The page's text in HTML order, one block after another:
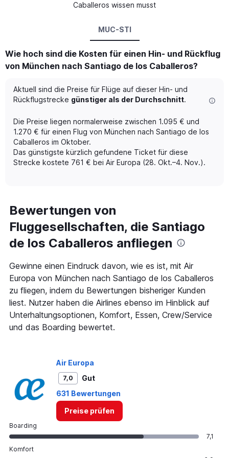
Caballeros wissen musst
MUC-STI
Wie hoch sind die Kosten für einen Hin- und Rückflug
von München nach Santiago de los Caballeros?
Aktuell sind die Preise für Flüge auf dieser Hin- und
Rückflugstrecke günstiger als der Durchschnitt.
Die Preise liegen normalerweise zwischen 1.095 € und
1.270 € für einen Flug von München nach Santiago de los
Caballeros im Oktober.
Das günstigste kürzlich gefundene Ticket für diese
Strecke kostete 761 € bei Air Europa (28. Okt.–4. Nov.).
Bewertungen von
Fluggesellschaften, die Santiago
de los Caballeros anfliegen
Gewinne einen Eindruck davon, wie es ist, mit Air
Europa von München nach Santiago de los Caballeros
zu fliegen, indem du Bewertungen bisheriger Kunden
liest. Nutzer haben die Airlines ebenso im Hinblick auf
Unterhaltungsoptionen, Komfort, Essen, Crew/Service
und das Boarding bewertet.
Air Europa
7,0
Gut
631 Bewertungen
Preise prüfen
Boarding
7,1
Komfort